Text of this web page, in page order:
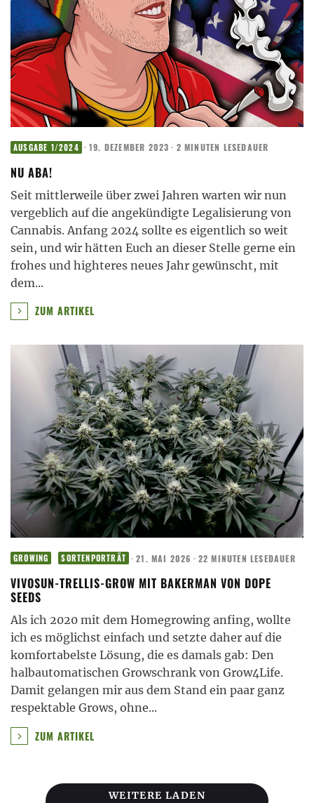
AUSGABE 1/2024 · 19. DEZEMBER 2023 · 2 MINUTEN LESEDAUER
NU ABA!
Seit mittlerweile über zwei Jahren warten wir nun
vergeblich auf die angekündigte Legalisierung von
Cannabis. Anfang 2024 sollte es eigentlich so weit
sein, und wir hätten Euch an dieser Stelle gerne ein
frohes und highteres neues Jahr gewünscht, mit
dem...
ZUM ARTIKEL
GROWING SORTENPORTRÄT · 21. MAI 2026 · 22 MINUTEN LESEDAUER
VIVOSUN-TRELLIS-GROW MIT BAKERMAN VON DOPE
SEEDS
Als ich 2020 mit dem Homegrowing anfing, wollte
ich es möglichst einfach und setzte daher auf die
komfortabelste Lösung, die es damals gab: Den
halbautomatischen Growschrank von Grow4Life.
Damit gelangen mir aus dem Stand ein paar ganz
respektable Grows, ohne...
ZUM ARTIKEL
WEITERE LADEN